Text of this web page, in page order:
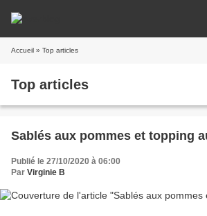
Accueil » Top articles
Top articles
Sablés aux pommes et topping
Publié le 27/10/2020 à 06:00
Par Virginie B